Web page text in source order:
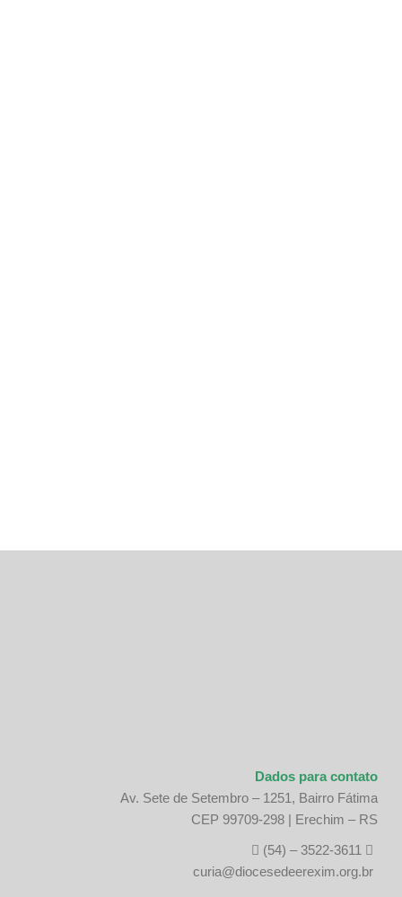
Dados para contato
Av. Sete de Setembro – 1251, Bairro Fátima
CEP 99709-298 | Erechim – RS
(54) – 3522-3611
curia@diocesedeerexim.org.br